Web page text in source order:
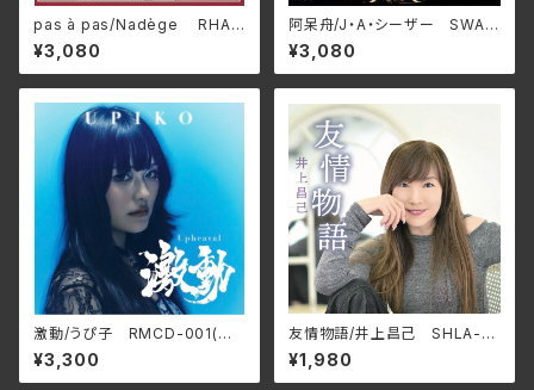
pas à pas/Nadège RHAP
SODIE-A1801(仕様:12インチ
レコード)
¥3,080
阿呆舟/J・A・シーザー SWAX
-89C(仕様:CD)
¥3,080
激動/うぴ子 RMCD-001(仕
様:CD)
¥3,300
友情物語/井上昌己 SHLA-0
022(仕様:CD)
¥1,980